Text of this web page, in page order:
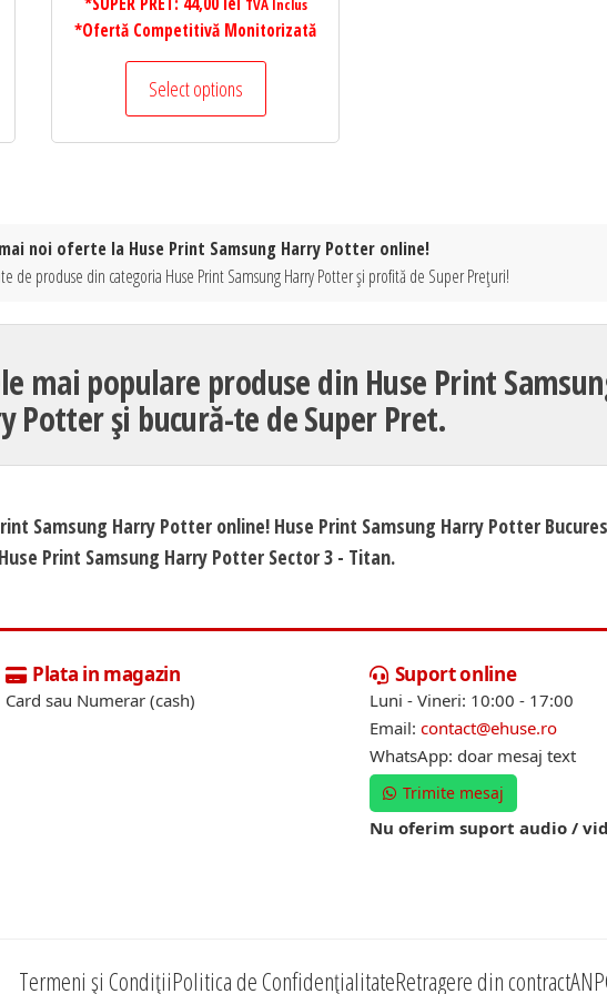
*Ofertă Competitivă Monitorizată
Select options
noi oferte la Huse Print Samsung Harry Potter online!
de produse din categoria Huse Print Samsung Harry Potter și profită de Super Prețuri!
mai populare produse din Huse Print
Potter și bucură-te de Super Pret.
Samsung Harry Potter online! Huse Print Samsung Harry Potter
Huse Print Samsung Harry Potter Sector 3 - Titan.
Plata in magazin
Card sau Numerar (cash)
Suport online
Luni - Vineri: 10:00 - 17:00
Email: contact@ehuse.ro
WhatsApp: doar mesaj text
Trimite mesaj
Nu oferim suport audio /
Termeni și CondițiiPolitica de ConfidențialitateRetragere din contract